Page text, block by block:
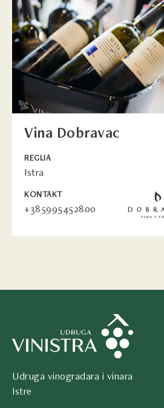
Vina Dobravac
REGIJA
Istra
KONTAKT
+385995452800
Udruga vinogradara i vinara
Istre